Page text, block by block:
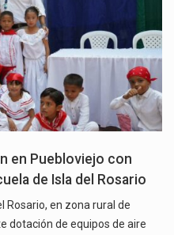
en Puebloviejo con
de Isla del Rosario
Rosario, en zona rural de
dotación de equipos de aire